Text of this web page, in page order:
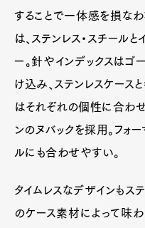
することで一体感を損なわ
は、ステンレス・スチール
ー。針やインデックスはゴ
け込み、ステンレスケース
はそれぞれの個性に合わせ
ンのヌバックを採用。フォ
ルにも合わせやすい。
タイムレスなデザインもス
のケース素材によって味